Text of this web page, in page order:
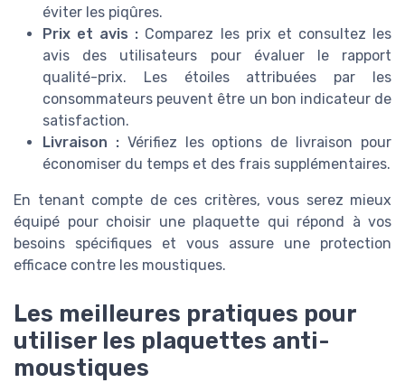
éviter les piqûres.
Prix et avis : Comparez les prix et consultez les
avis des utilisateurs pour évaluer le rapport
qualité-prix. Les étoiles attribuées par les
consommateurs peuvent être un bon indicateur de
satisfaction.
Livraison :Vérifiez les options de livraison pour
économiser du temps et des frais supplémentaires.
En tenant compte de ces critères, vous serez mieux
équipé pour choisir une plaquette qui répond à vos
besoins spécifiques et vous assure une protection
efficace contre les moustiques.
Les meilleures pratiques pour
utiliser les plaquettes anti-
moustiques